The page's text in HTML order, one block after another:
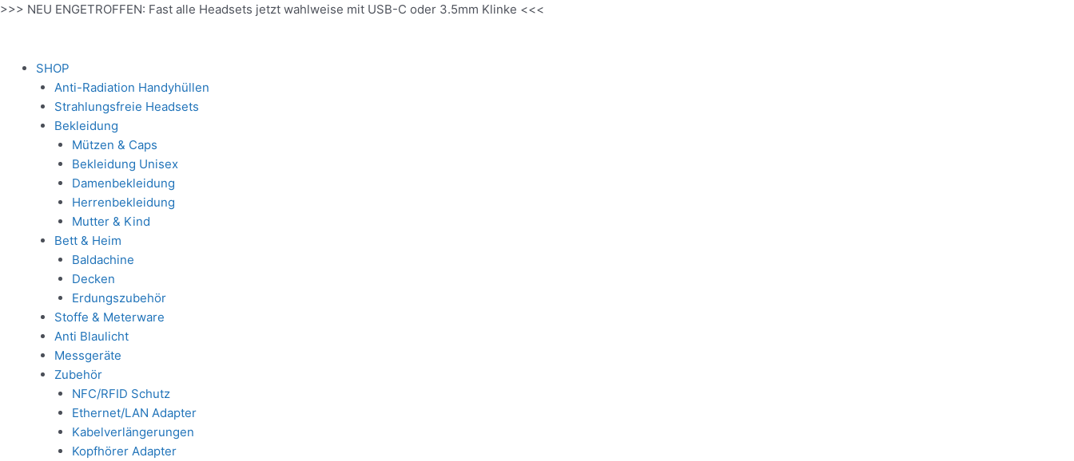
Zum
>>> NEU ENGETROFFEN: Fast alle Headsets jetzt wahlweise mit USB-C oder 3.5mm Klinke <<<
SHOP
Anti-Radiation Handyhüllen
Strahlungsfreie Headsets
Bekleidung
Mützen & Caps
Bekleidung Unisex
Damenbekleidung
Herrenbekleidung
Mutter & Kind
Bett & Heim
Baldachine
Decken
Erdungszubehör
Stoffe & Meterware
Anti Blaulicht
Messgeräte
Zubehör
NFC/RFID Schutz
Ethernet/LAN Adapter
Kabelverlängerungen
Kopfhörer Adapter